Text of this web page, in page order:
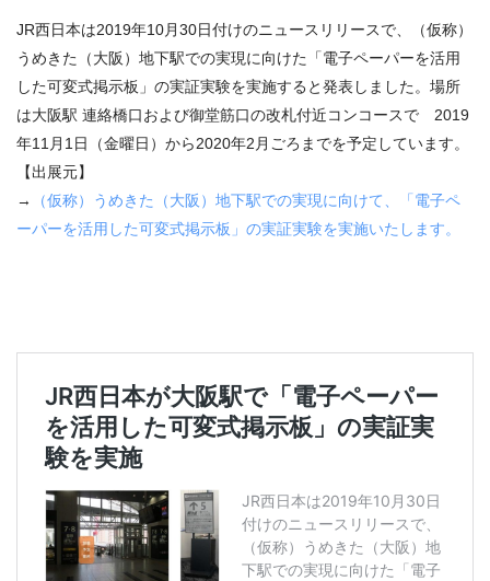
JR西日本は2019年10月30日付けのニュースリリースで、（仮称）
うめきた（大阪）地下駅での実現に向けた「電子ペーパーを活用
した可変式掲示板」の実証実験を実施すると発表しました。場所
は大阪駅 連絡橋口および御堂筋口の改札付近コンコースで 2019
年11月1日（金曜日）から2020年2月ごろまでを予定しています。
【出展元】
→
（仮称）うめきた（大阪）地下駅での実現に向けて、「電子ペ
ーパーを活用した可変式掲示板」の実証実験を実施いたします。